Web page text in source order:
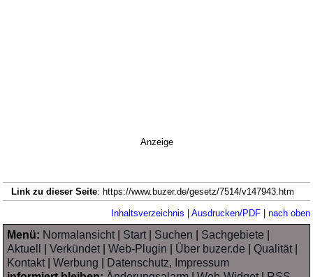
Anzeige
Link zu dieser Seite: https://www.buzer.de/gesetz/7514/v147943.htm
Inhaltsverzeichnis | Ausdrucken/PDF| nach oben
Menü: Normalansicht| Start| Suchen Sachgebiete
Aktuell
|Verkündet|Web-Plugin Über buzer.de |Qualität|
Kontakt|Werbung
Datenschutz, Impressum